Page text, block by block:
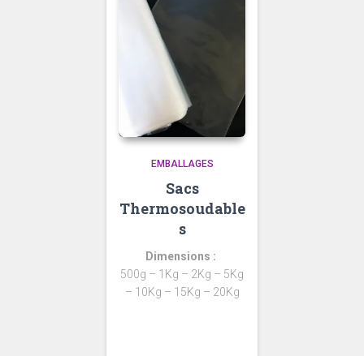
EMBALLAGES
Sacs
Thermosoudable
s
Dimensions :
500g – 1Kg – 2Kg – 5Kg
– 10Kg – 15Kg – 20Kg